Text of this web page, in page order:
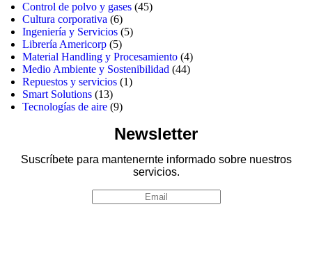
Control de polvo y gases (45)
Cultura corporativa (6)
Ingeniería y Servicios (5)
Librería Americorp (5)
Material Handling y Procesamiento (4)
Medio Ambiente y Sostenibilidad (44)
Repuestos y servicios (1)
Smart Solutions (13)
Tecnologías de aire (9)
Newsletter
Suscríbete para mantenernte informado sobre nuestros
servicios.